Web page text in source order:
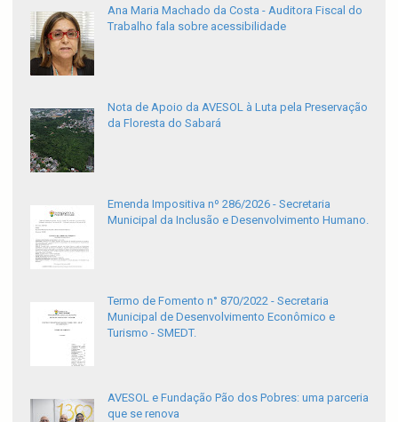
Ana Maria Machado da Costa - Auditora Fiscal do
Trabalho fala sobre acessibilidade
Nota de Apoio da AVESOL à Luta pela Preservação
da Floresta do Sabará
Emenda Impositiva nº 286/2026 - Secretaria
Municipal da Inclusão e Desenvolvimento Humano.
Termo de Fomento n° 870/2022 - Secretaria
Municipal de Desenvolvimento Econômico e
Turismo - SMEDT.
AVESOL e Fundação Pão dos Pobres: uma parceria
que se renova